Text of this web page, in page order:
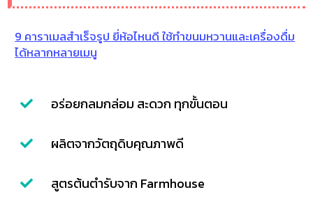
9 คาราเมลสำเร็จรูป ยี่ห้อไหนดี ใช้ทำขนมหวานและเครื่องดื่ม
ได้หลากหลายเมนู
อร่อยกลมกล่อม สะดวก ทุกขั้นตอน
ผลิตจากวัตถุดิบคุณภาพดี
สูตรต้นตำรับจาก Farmhouse